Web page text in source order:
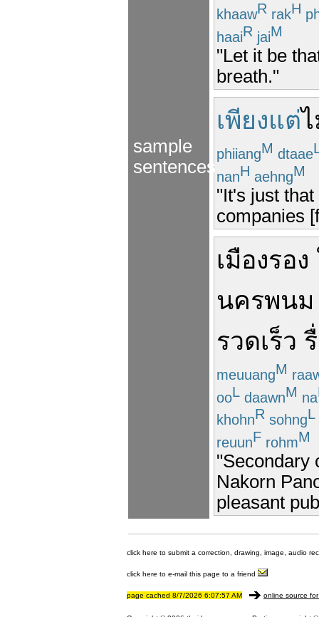
sample
sentences
khaawR rakH
haaiR jaiM
"Let it be
breath."
เพียงแต่
phiiangM dtaae
nanH aehngM
"It's just
companies
เมืองรอง
นครพนม
รวดเร็ว
meuuangM
ooL daawnM na
khohnR sohngL
reuunF rohmM
"Secondary
Nakorn
pleasant
click here to submit a correction, drawing, image, audio
click here to e-mail this page to a friend
page cached 8/7/2026 6:07:57 AM online source